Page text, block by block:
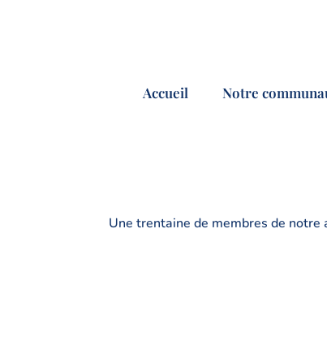
Accueil Notre
Une trentaine de membres de notre